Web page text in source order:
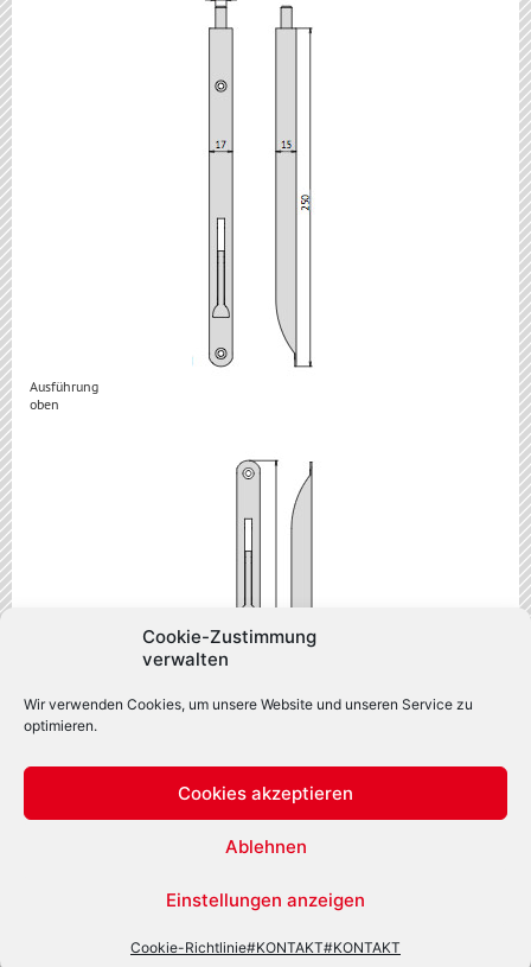
Cookie-Zustimmung
verwalten
Wir verwenden Cookies, um unsere Website und unseren Service zu
optimieren.
Cookies akzeptieren
Ablehnen
Einstellungen anzeigen
Cookie-Richtlinie#KONTAKT#KONTAKT
Ausführung
oben